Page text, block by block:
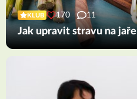
KLUB 170 11
Jak upravit stravu na jaře